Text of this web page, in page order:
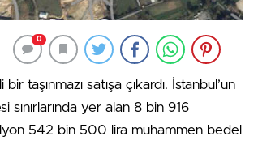
0
satışa çıkardı. İstanbul’un
yer alan 8 bin 916
542 bin 500 lira muhammen bedel